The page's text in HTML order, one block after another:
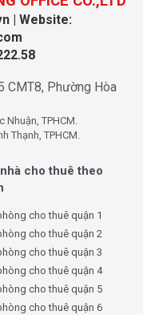
| Website:
CMT8, Phường Hòa
Nhuận, TPHCM.
Thạnh, TPHCM.
cho thuê theo
cho thuê quận 1
cho thuê quận 2
cho thuê quận 3
cho thuê quận 4
cho thuê quận 5
cho thuê quận 6